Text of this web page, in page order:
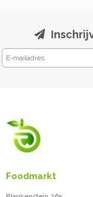
Foodmarkt